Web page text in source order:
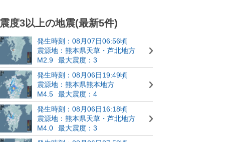
震度3以上の地震(最新5件)
発生時刻：08月07日06:56頃
震源地：熊本県天草・芦北地方
M2.9
最大震度：3
発生時刻：08月06日19:49頃
震源地：熊本県熊本地方
M4.5
最大震度：4
発生時刻：08月06日16:18頃
震源地：熊本県天草・芦北地方
M4.0
最大震度：3